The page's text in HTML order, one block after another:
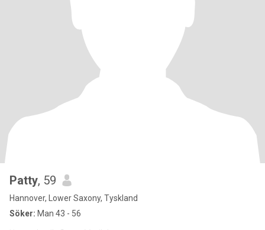
Patty, 59
Hannover, Lower Saxony, Tyskland
Söker: Man 43 - 56